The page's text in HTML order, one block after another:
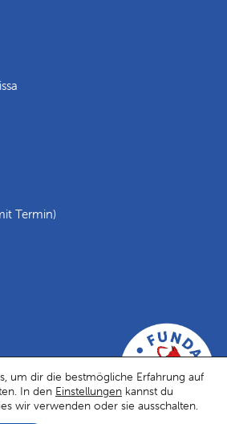
Termin)
um dir die bestmögliche Erfahrung auf
In den Einstellungen kannst du
wir verwenden oder sie ausschalten.